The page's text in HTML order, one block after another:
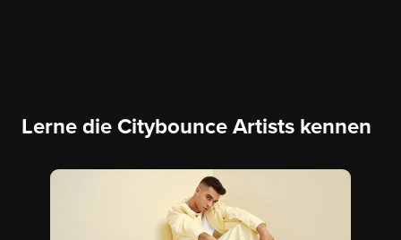
Lerne die Citybounce Artists kennen